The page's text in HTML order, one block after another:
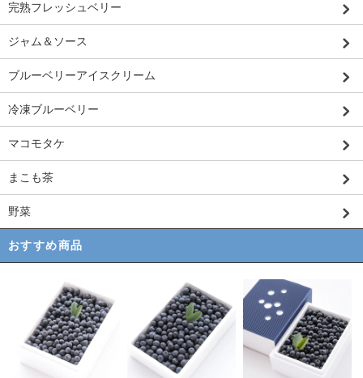
完熟フレッシュベリー
ジャム＆ソース
ブルーベリーアイスクリーム
冷凍ブルーベリー
マコモタケ
まこも茶
野菜
おすすめ商品